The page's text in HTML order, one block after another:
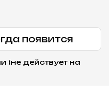
появится
(не действует на